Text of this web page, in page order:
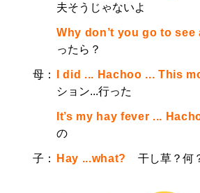
夫そうじゃないよ
Why don’t you go to see
ったら？
母： I did ... Hachoo ... This
ション...行った
It’s my hay fever ...
の
子： Hay ...what? 干し草？何